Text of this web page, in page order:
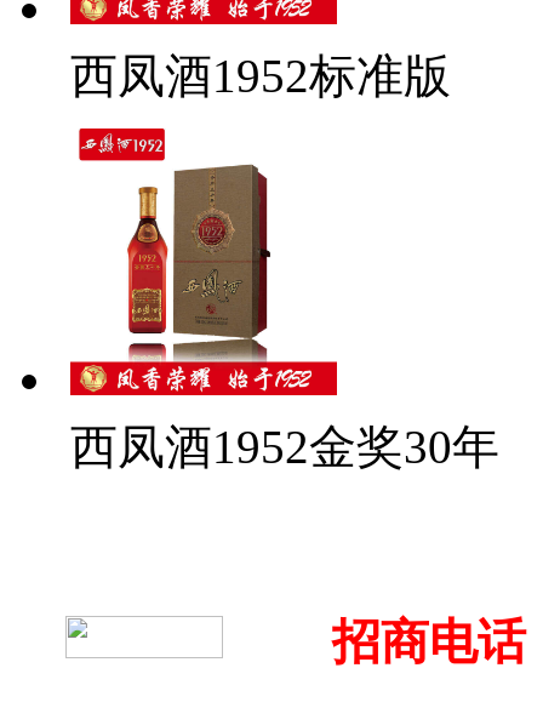
西凤酒1952标准版
西凤酒1952金奖30年
招商电话